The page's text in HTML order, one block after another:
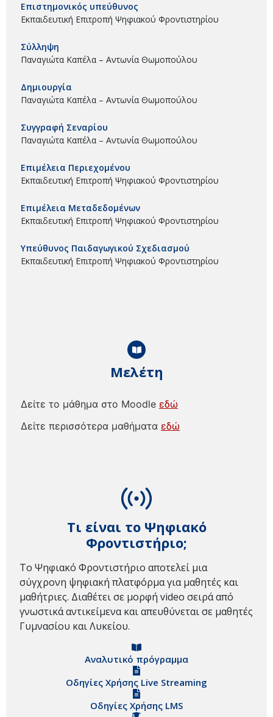
Τι είναι το Ψηφιακό
Φροντιστήριο;
Το Ψηφιακό Φροντιστήριο αποτελεί μια
σύγχρονη ψηφιακή πλατφόρμα για μαθητές και
μαθήτριες. Διαθέτει σε μορφή video σειρά από
γνωστικά αντικείμενα και απευθύνεται σε μαθητές
Γυμνασίου και Λυκείου.
Αναλυτικό πρόγραμμα
Οδηγίες Χρήσης Live Streaming
Οδηγίες Χρήσης LMS
Μελέτη
Δείτε το μάθημα στο Moodle εδώ
Δείτε περισσότερα μαθήματα εδώ
Επιστημονικός υπεύθυνος
Εκπαιδευτική Επιτροπή Ψηφιακού Φροντιστηρίου
Σύλληψη
Παναγιώτα Καπέλα – Αντωνία Θωμοπούλου
Δημιουργία
Παναγιώτα Καπέλα – Αντωνία Θωμοπούλου
Συγγραφή Σεναρίου
Παναγιώτα Καπέλα – Αντωνία Θωμοπούλου
Επιμέλεια Περιεχομένου
Εκπαιδευτική Επιτροπή Ψηφιακού Φροντιστηρίου
Επιμέλεια Μεταδεδομένων
Εκπαιδευτική Επιτροπή Ψηφιακού Φροντιστηρίου
Υπεύθυνος Παιδαγωγικού Σχεδιασμού
Εκπαιδευτική Επιτροπή Ψηφιακού Φροντιστηρίου